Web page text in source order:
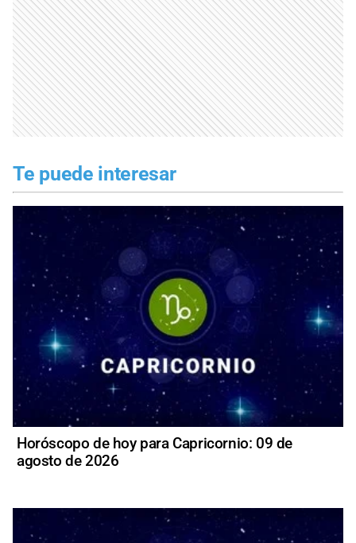
Te puede interesar
Horóscopo de hoy para Capricornio: 09 de
agosto de 2026